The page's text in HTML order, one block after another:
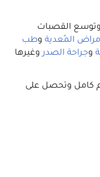
وتوسع القصبات
المُعدية وطب
وجراحة الصدروغيرها
كامل وتحصل على